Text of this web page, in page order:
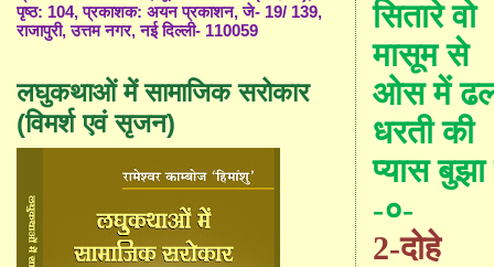
सितारे वो
मासूम से
ओस में
धरती की
प्यास
-०-
2-दोहे
पृष्ठ: 104, प्रकाशक: अयन प्रकाशन, जे- 19/ 139,
राजापुरी, उत्तम नगर, नई दिल्ली- 110059
लघुकथाओं में सामाजिक सरोकार
(विमर्श एवं सृजन)